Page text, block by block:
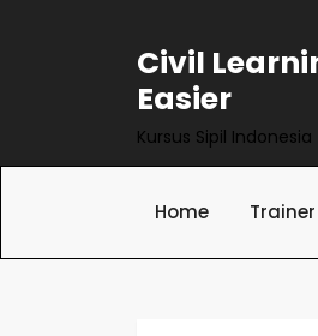
Civil
Easier
Kursus Sipil Indonesia
Home Trainer